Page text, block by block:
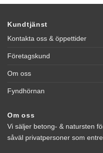
Kundtjänst
Kontakta oss & öppettider
Företagskund
Om oss
Fyndhörnan
Om oss
Vi säljer betong- & natursten
såväl privatpersoner som